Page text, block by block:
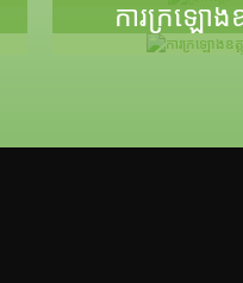
ការក្រឡោងឧត្